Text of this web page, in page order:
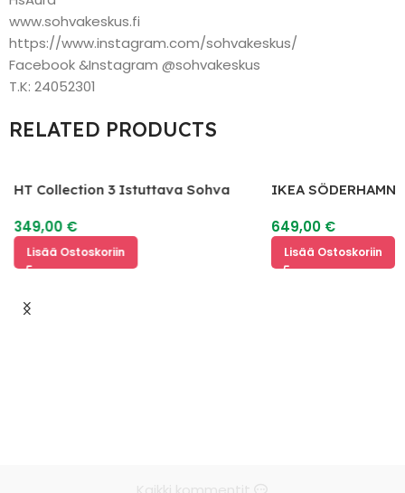
www.sohvakeskus.fi
https://www.instagram.com/sohvakeskus/
Facebook &Instagram @sohvakeskus
T.K: 24052301
RELATED PRODUCTS
HT Collection 3 Istuttava Sohva
349,00 €
Lisää Ostoskoriin
IKEA
649,00 €
Lisää Ostoskoriin